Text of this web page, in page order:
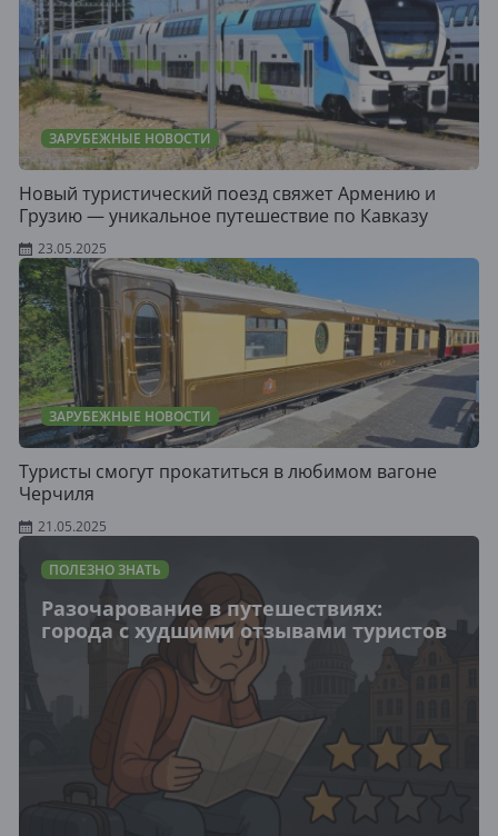
ЗАРУБЕЖНЫЕ НОВОСТИ
Новый туристический поезд свяжет Армению и
Грузию — уникальное путешествие по Кавказу
23.05.2025
ЗАРУБЕЖНЫЕ НОВОСТИ
Туристы смогут прокатиться в любимом вагоне
Черчиля
21.05.2025
ПОЛЕЗНО ЗНАТЬ
Разочарование в путешествиях:
города с худшими отзывами туристов